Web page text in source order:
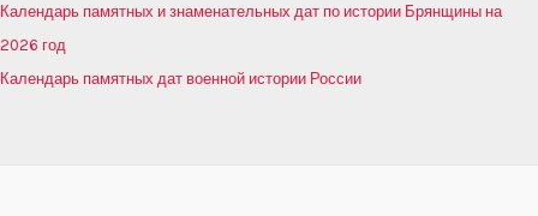
Календарь памятных и знаменательных дат по истории Брянщины на
2026 год
Календарь памятных дат военной истории России